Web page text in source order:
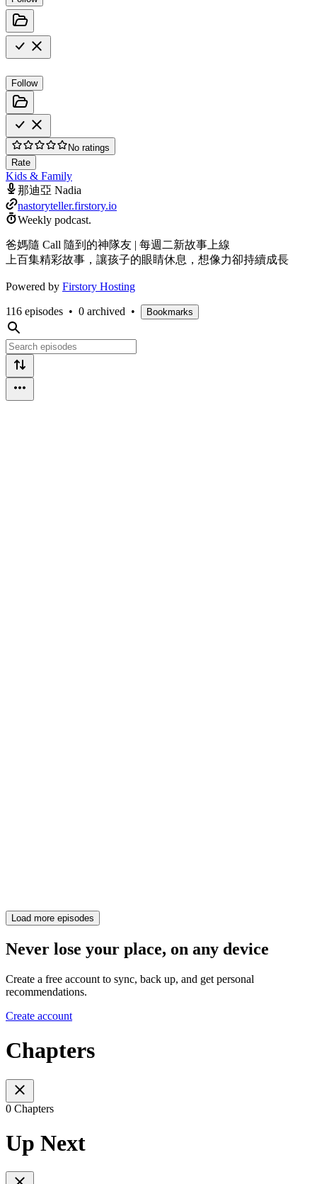
Follow
No ratings
Rate
Kids & Family
那迪亞 Nadia
nastoryteller.firstory.io
Weekly podcast.
爸媽隨 Call 隨到的神隊友 | 每週二新故事上線
上百集精彩故事，讓孩子的眼睛休息，想像力卻持續成長
Powered by Firstory Hosting
116 episodes • 0 archived • Bookmarks
Load more episodes
Never lose your place, on any device
Create a free account to sync, back up, and get personal
recommendations.
Create account
Chapters
0 Chapters
Up Next